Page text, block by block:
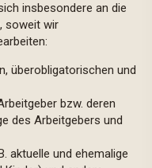
insbesondere an die
soweit wir
überobligatorischen und
bzw. deren
des Arbeitgebers und
aktuelle und ehemalige